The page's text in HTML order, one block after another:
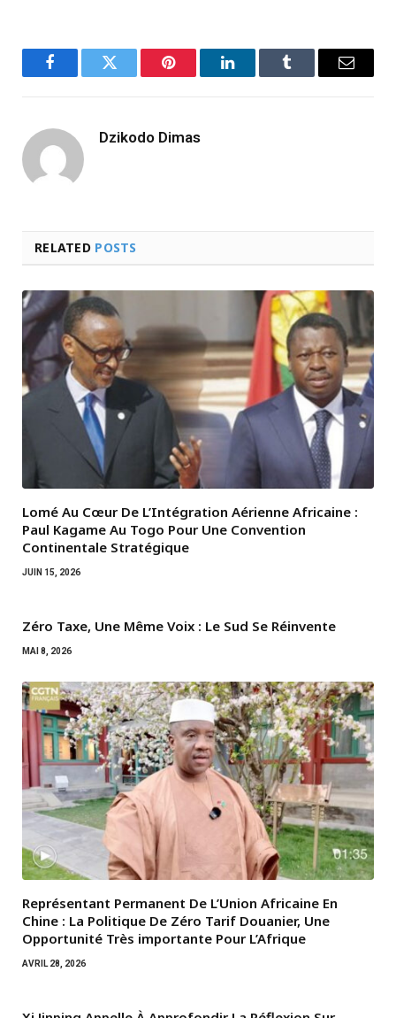
FacebookTwitter Pinterest LinkedInTumblr Email
Dzikodo Dimas
RELATED POSTS
Lomé Au Cœur De L’Intégration Aérienne Africaine :
Paul Kagame Au Togo Pour Une Convention
Continentale Stratégique
JUIN 15, 2026
Zéro Taxe, Une Même Voix : Le Sud Se Réinvente
MAI 8, 2026
Représentant Permanent De L’Union Africaine En
Chine : La Politique De Zéro Tarif Douanier, Une
Opportunité Très importante Pour L’Afrique
AVRIL 28, 2026